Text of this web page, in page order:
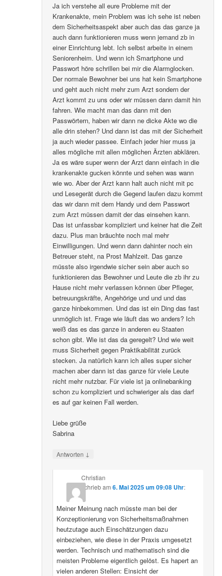
Ja ich verstehe all eure Probleme mit der
Krankenakte, mein Problem was ich sehe ist neben
dem Sicherheitsaspekt aber auch das das ganze ja
auch dann funktionieren muss wenn jemand zb in
einer Einrichtung lebt. Ich selbst arbeite in einem
Seniorenheim. Und wenn ich Smartphone und
Passwort höre schrillen bei mir die Alarmglocken.
Der normale Bewohner bei uns hat kein Smartphone
und geht auch nicht mehr zum Arzt sondern der
Arzt kommt zu uns oder wir müssen dann damit hin
fahren. Wie macht man das dann mit den
Passwörtern, haben wir dann ne dicke Akte wo die
alle drin stehen? Und dann ist das mit der Sicherheit
ja auch wieder passee. Einfach jeder hier muss ja
alles mögliche mit allen möglichen Ärzten abklären.
Ja es wäre super wenn der Arzt dann einfach in die
krankenakte gucken könnte und sehen was wann
wie wo. Aber der Arzt kann halt auch nicht mit pc
und Lesegerät durch die Gegend laufen dazu kommt
das wir dann mit dem Handy und dem Passwort
zum Arzt müssen damit der das einsehen kann.
Das ist unfassbar kompliziert und keiner hat die Zeit
dazu. Plus man bräuchte noch mal mehr
Einwilligungen. Und wenn dann dahinter noch ein
Betreuer steht, na Prost Mahlzeit. Das ganze
müsste also irgendwie sicher sein aber auch so
funktionieren das Bewohner und Leute die zb ihr zu
Hause nicht mehr verlassen können über Pfleger,
betreuungskräfte, Angehörige und und und das
ganze hinbekommen. Und das ist ein Ding das fast
unmöglich ist. Frage wie läuft das wo anders? Ich
weiß das es das ganze in anderen eu Staaten
schon gibt. Wie ist das da geregelt? Und wie weit
muss Sicherheit gegen Praktikabilität zurück
stecken. Ja natürlich kann ich alles super sicher
machen aber dann ist das ganze für viele Leute
nicht mehr nutzbar. Für viele ist ja onlinebanking
schon zu kompliziert und schwieriger als das darf
es auf gar keinen Fall werden.
Liebe grüße
Sabrina
Antworten ↓
Christian
schriebam 6. Mai 2025 um 09:08 Uhr:
Meiner Meinung nach müsste man bei der
Konzeptionierung von Sicherheitsmaßnahmen
heutzutage auch Einschätzungen dazu
einbeziehen, wie diese in der Praxis umgesetzt
werden. Technisch und mathematisch sind die
meisten Probleme eigentlich gelöst. Es hapert an
vielen anderen Stellen: Einsicht der